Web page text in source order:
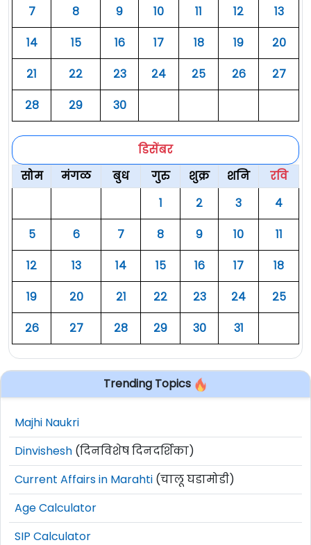
७
८ ९ १० ११ १२
१३
१४
१५ १६ १७ १८ १९
२०
२१
२२ २३ २४ २५ २६
२७
२८
२९ ३०
डिसेंबर
सोम
मंगळ बुध गुरु शुक्र शनि
रवि
१
२ ३
४
५
६ ७ ८ ९ १०
११
१२
१३ १४ १५ १६ १७
१८
१९
२० २१ २२ २३ २४
२५
२६
२७ २८ २९ ३० ३१
Trending Topics
Majhi Naukri
Dinvishesh (दिनविशेष दिनदर्शिका)
Current Affairs in Marahti (चालू घडामोडी)
Age Calculator
SIP Calculator